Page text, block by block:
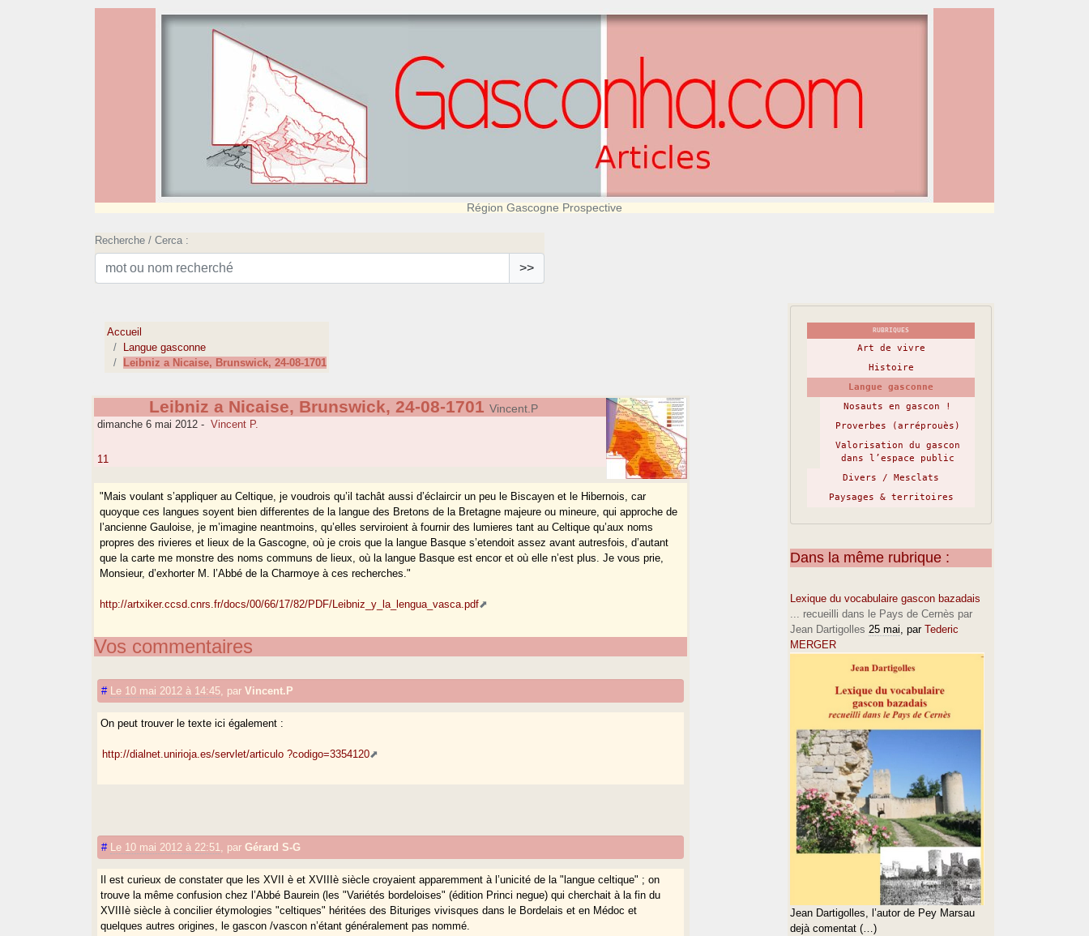
Région Gascogne Prospective
Recherche / Cerca :
>>
Accueil
Langue gasconne
Leibniz a Nicaise, Brunswick, 24-08-1701
Leibniz a Nicaise, Brunswick, 24-08-1701 Vincent.P
dimanche 6 mai 2012 - Vincent P.
11
"Mais voulant s’appliquer au Celtique, je voudrois qu’il tachât aussi d’éclaircir un peu le Biscayen et le Hibernois, car
quoyque ces langues soyent bien differentes de la langue des Bretons de la Bretagne majeure ou mineure, qui approche de
l’ancienne Gauloise, je m’imagine neantmoins, qu’elles serviroient à fournir des lumieres tant au Celtique qu’aux noms
propres des rivieres et lieux de la Gascogne, où je crois que la langue Basque s’etendoit assez avant autresfois, d’autant
que la carte me monstre des noms communs de lieux, où la langue Basque est encor et où elle n’est plus. Je vous prie,
Monsieur, d’exhorter M. l’Abbé de la Charmoye à ces recherches."
http://artxiker.ccsd.cnrs.fr/docs/00/66/17/82/PDF/Leibniz_y_la_lengua_vasca.pdf
Vos commentaires
# Le 10 mai 2012 à 14:45 parVincent.P
On peut trouver le texte ici également :
http://dialnet.unirioja.es/servlet/articulo ?codigo=3354120
# Le 10 mai 2012 à 22:51 parGérard S-G
Il est curieux de constater que les XVII è et XVIIIè siècle croyaient apparemment à l’unicité de la "langue celtique" ; on
trouve la même confusion chez l’Abbé Baurein (les "Variétés bordeloises" (édition Princi negue) qui cherchait à la fin du
XVIIIè siècle à concilier étymologies "celtiques" héritées des Bituriges vivisques dans le Bordelais et en Médoc et
quelques autres origines, le gascon /vascon n’étant généralement pas nommé.
RUBRIQUES
Art de vivre
Histoire
Langue gasconne
Nosauts en gascon !
Proverbes (arréprouès)
Valorisation du gascon
dans l’espace public
Divers / Mesclats
Paysages & territoires
Dans la même rubrique :
Lexique du vocabulaire gascon bazadais
... recueilli dans le Pays de Cernès par
Jean Dartigolles 25 mai, par Tederic
MERGER
Jean Dartigolles, l’autor de Pey Marsau
dejà comentat (…)